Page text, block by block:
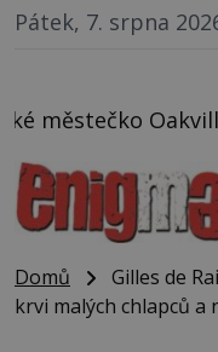
Pátek, 7. srpna
z nebe snáší
Domů
Gilles de
krvi malých chlapců a